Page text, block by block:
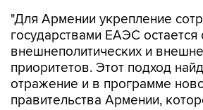
"Для Армении укрепление
государствами ЕАЭС остается
внешнеполитических и
приоритетов. Этот подход
отражение и в программе
правительства Армении,